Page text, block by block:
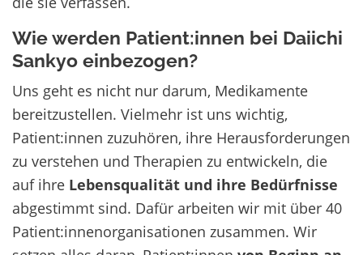
Wie werden Patient:innen bei Daiichi
Sankyo einbezogen?
Uns geht es nicht nur darum, Medikamente
bereitzustellen. Vielmehr ist uns wichtig,
Patient:innen zuzuhören, ihre Herausforderungen
zu verstehen und Therapien zu entwickeln, die
auf ihre Lebensqualität und ihre Bedürfnisse
abgestimmt sind. Dafür arbeiten wir mit über 40
Patient:innenorganisationen zusammen. Wir